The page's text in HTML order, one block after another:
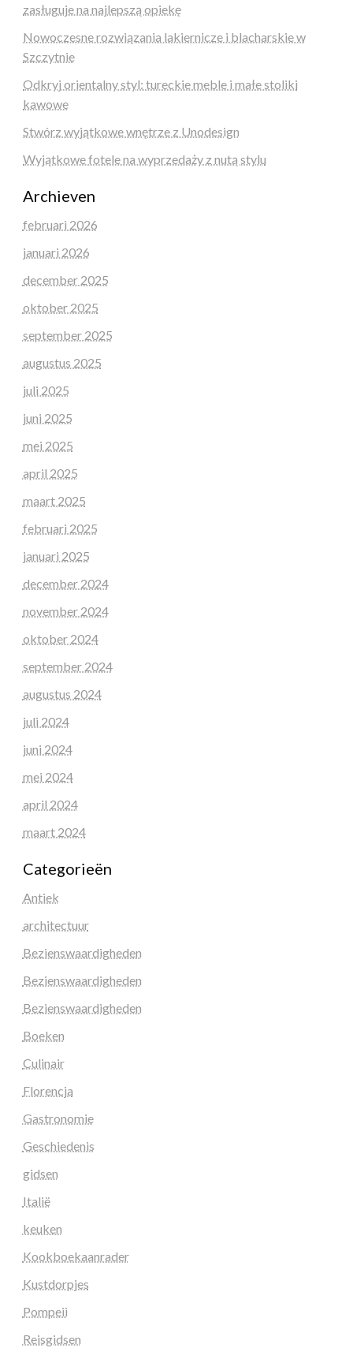
zasługuje na najlepszą opiekę
Nowoczesne rozwiązania lakiernicze i blacharskie w
Szczytnie
Odkryj orientalny styl: tureckie meble i małe stoliki
kawowe
Stwórz wyjątkowe wnętrze z Unodesign
Wyjątkowe fotele na wyprzedaży z nutą stylu
Archieven
februari 2026
januari 2026
december 2025
oktober 2025
september 2025
augustus 2025
juli 2025
juni 2025
mei 2025
april 2025
maart 2025
februari 2025
januari 2025
december 2024
november 2024
oktober 2024
september 2024
augustus 2024
juli 2024
juni 2024
mei 2024
april 2024
maart 2024
Categorieën
Antiek
architectuur
Bezienswaardigheden
Bezienswaardigheden
Bezienswaardigheden
Boeken
Culinair
Florencja
Gastronomie
Geschiedenis
gidsen
Italië
keuken
Kookboekaanrader
Kustdorpjes
Pompeii
Reisgidsen